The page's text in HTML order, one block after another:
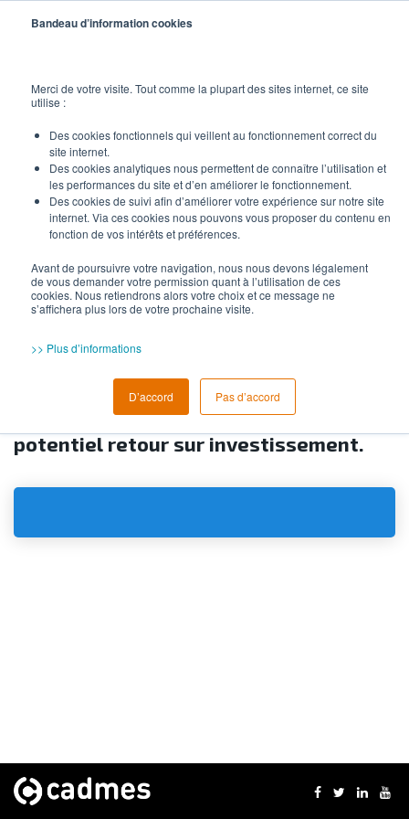
Bandeau d’information cookies
Merci de votre visite. Tout comme la plupart des sites internet, ce site
utilise :
Des cookies fonctionnels qui veillent au fonctionnement correct du
site internet.
Des cookies analytiques nous permettent de connaître l’utilisation et
les performances du site et d’en améliorer le fonctionnement.
Des cookies de suivi afin d’améliorer votre expérience sur notre site
internet. Via ces cookies nous pouvons vous proposer du contenu en
fonction de vos intérêts et préférences.
Avant de poursuivre votre navigation, nous nous devons légalement
de vous demander votre permission quant à l’utilisation de ces
cookies. Nous retiendrons alors votre choix et ce message ne
s’affichera plus lors de votre prochaine visite.
>> Plus d’informations
D’accord Pas d’accord
Souhaitez-vous savoir quel retour
sur investissement attendre en
optant pour la solution
SOLIDWORKSSimulation?
Fournissez-nous les informations
nécessaires à la réalisation de votre
étude personnalisée en complétant le
formulaire ci-dessous.
complète et détaillée qui vous
permettra de mieux appréhender votre
potentiel retour sur investissement.